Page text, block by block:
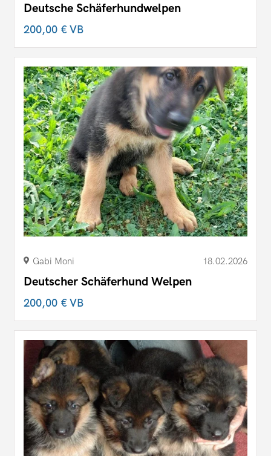
Deutsche Schäferhundwelpen
200,00 €VB
Gabi Moni 18.02.2026
Deutscher Schäferhund Welpen
200,00 €VB